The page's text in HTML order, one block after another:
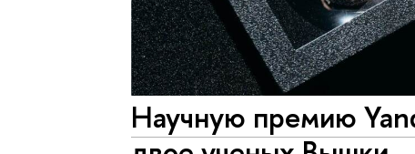
Научную премию